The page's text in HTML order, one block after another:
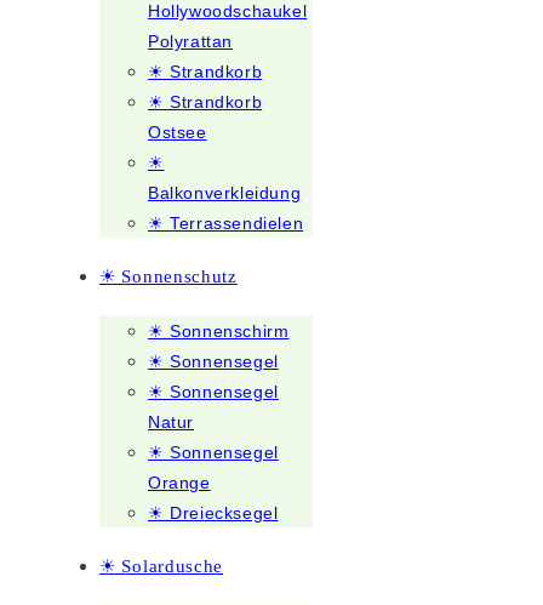
Hollywoodschaukel
Polyrattan
☀ Strandkorb
☀ Strandkorb
Ostsee
☀
Balkonverkleidung
☀ Terrassendielen
☀ Sonnenschutz
☀ Sonnenschirm
☀ Sonnensegel
☀ Sonnensegel
Natur
☀ Sonnensegel
Orange
☀ Dreiecksegel
☀ Solardusche